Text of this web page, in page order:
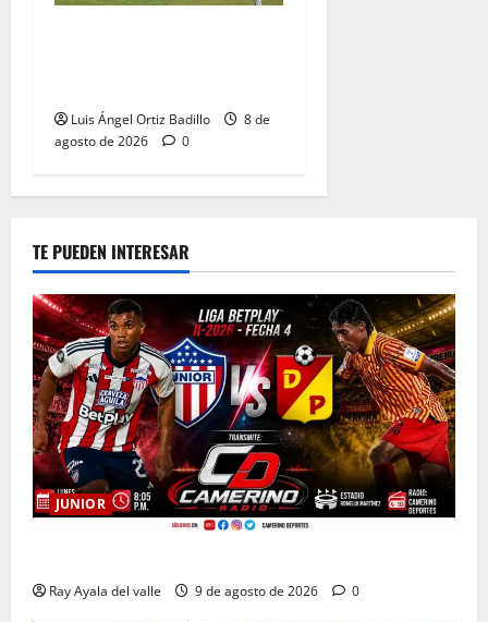
Luis Ángel Ortiz Badillo
8 de
agosto de 2026
0
TE PUEDEN INTERESAR
JUNIOR
Ray Ayala del valle 9 de agosto de 2026 0